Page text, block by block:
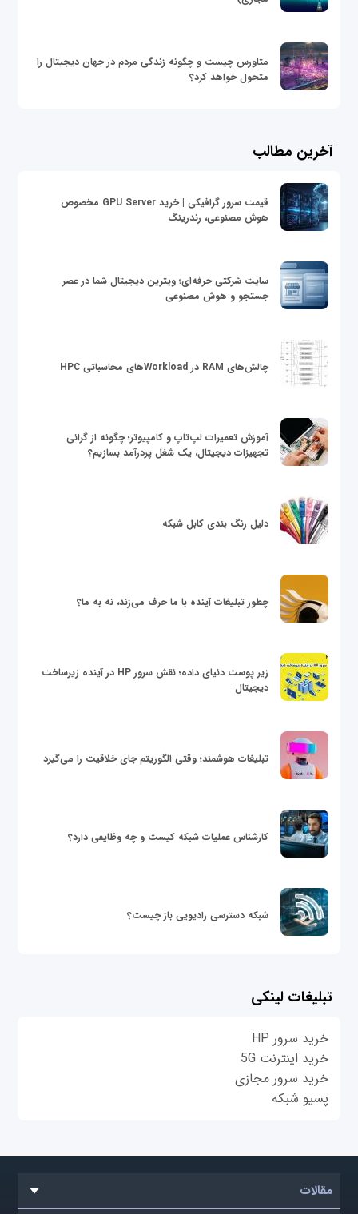
متاورس چیست و چگونه زندگی مردم در جهان دیجیتال را
متحول خواهد کرد؟
آخرین مطالب
قیمت سرور گرافیکی | خرید GPU Server مخصوص
هوش مصنوعی، رندرینگ
سایت شرکتی حرفه‌ای؛ ویترین دیجیتال شما در عصر
جستجو و هوش مصنوعی
چالش‌های RAM در Workloadهای محاسباتی HPC
آموزش تعمیرات لپ‌تاپ و کامپیوتر؛ چگونه از گرانی
تجهیزات دیجیتال، یک شغل پردرآمد بسازیم؟
دلیل رنگ بندی کابل شبکه
چطور تبلیغات آینده با ما حرف می‌زند، نه به ما؟
زیر پوست دنیای داده؛ نقش سرور HP در آینده زیرساخت
دیجیتال
تبلیغات هوشمند؛ وقتی الگوریتم جای خلاقیت را می‌گیرد
کارشناس عملیات شبکه کیست و چه وظایفی دارد؟
شبکه دسترسی رادیویی باز چیست؟
تبلیغات لینکی
خرید سرور HP
خرید اینترنت 5G
خرید سرور مجازی
پسیو شبکه
مقالات